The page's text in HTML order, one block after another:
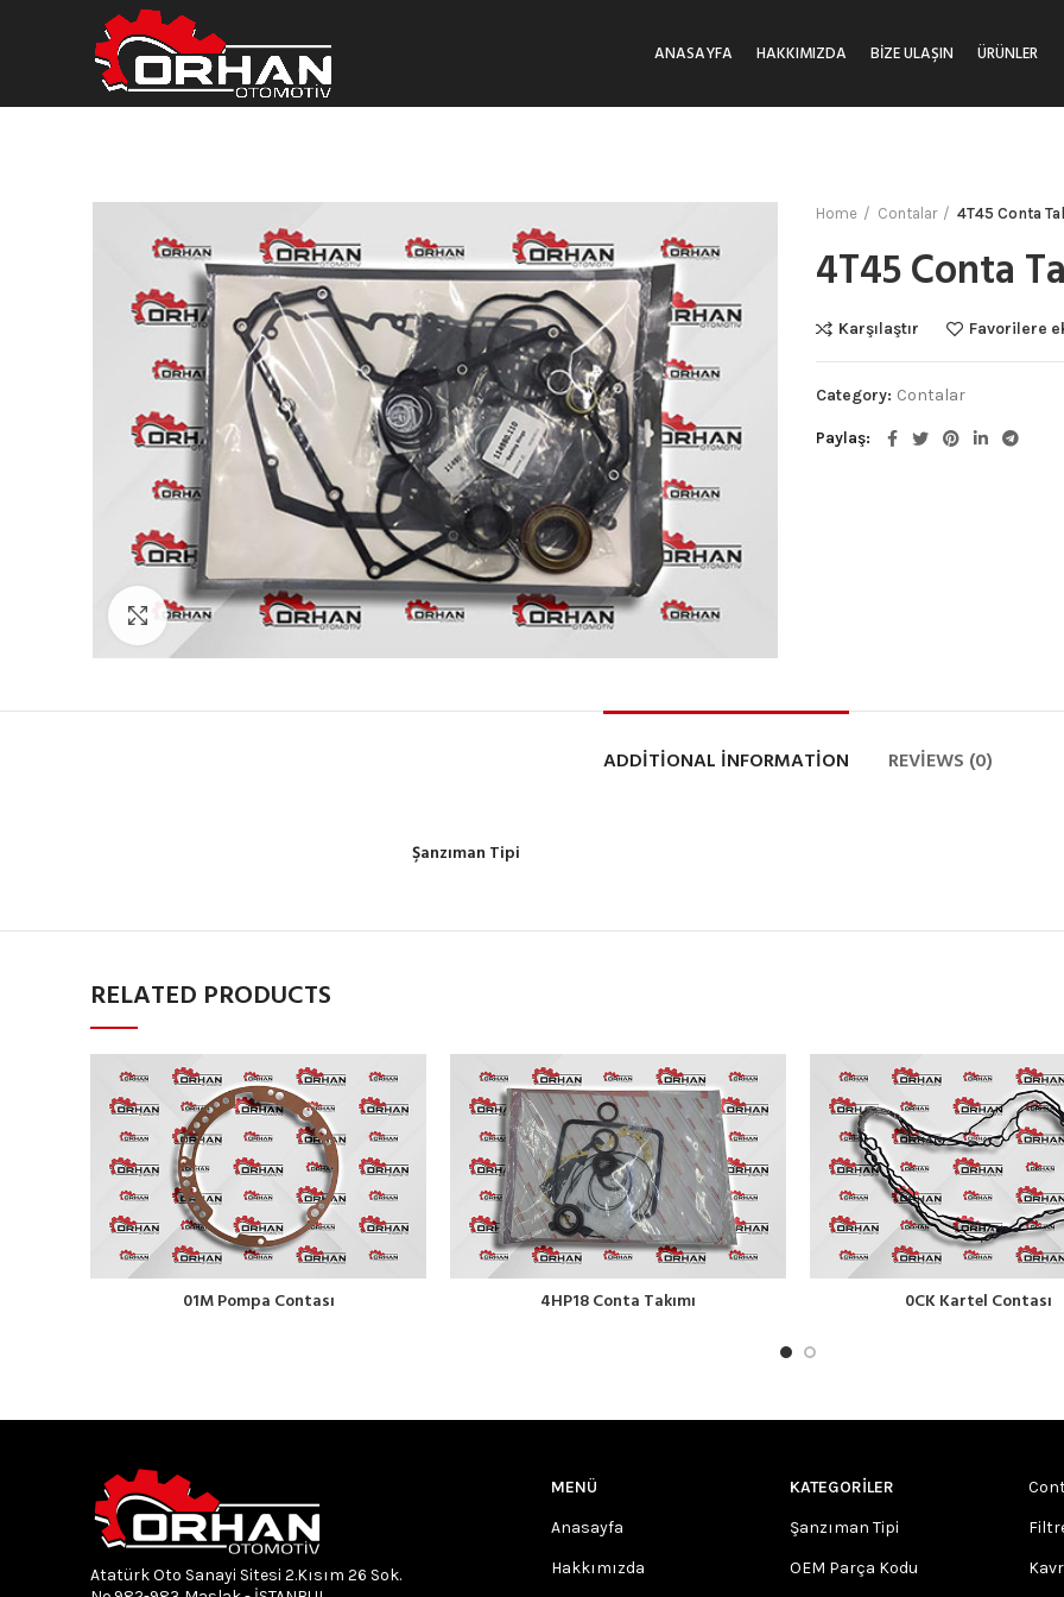
ANASAYFA HAKKIMIZDA BIZE ULAŞIN ÜRÜNLER
Büyütmek için tıklayın
Home Contalar 4T45 Conta
4T45 Conta
Karşılaştır Favorilere
Category: Contalar
Paylaş
ADDITIONAL INFORMATION REVIEWS (0)
Şanzıman Tipi
RELATED PRODUCTS
01M Pompa Contası 4HP18 Conta Takımı 0CK Kartel Contası
Atatürk Oto Sanayi Sitesi 2.Kısım 26 Sok.
MENÜ
Anasayfa
Hakkımızda
KATEGORILER
Şanzıman Tipi
OEM Parça Kodu